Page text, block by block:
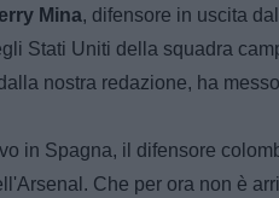
Mina, difensore in uscita dal
Stati Uniti della squadra
nostra redazione, ha
in Spagna, il difensore
Che per ora non è